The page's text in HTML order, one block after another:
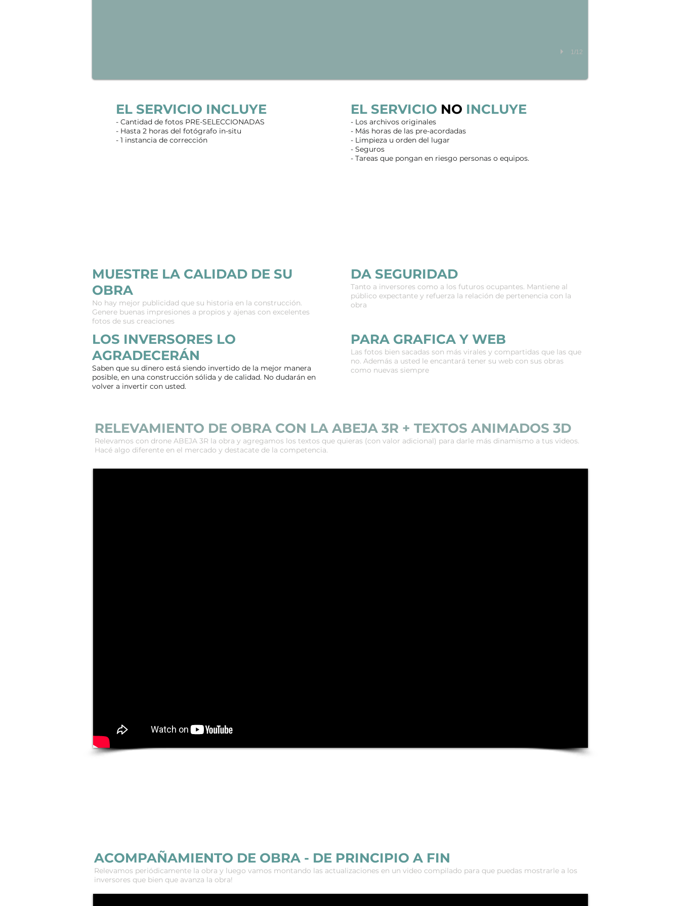
1/12
EL SERVICIO INCLUYE
- Cantidad de fotos PRE-SELECCIONADAS
- Hasta 2 horas del fotógrafo in-situ
- 1 instancia de corrección
EL SERVICIO NO INCLUYE
- Los archivos originales
- Más horas de las pre-acordadas
- Limpieza u orden del lugar
- Seguros
- Tareas que pongan en riesgo personas o equipos.
MUESTRE LA CALIDAD DE SU
OBRA
No hay mejor publicidad que su historia en la construcción.
Genere buenas impresiones a propios y ajenas con excelentes
fotos de sus creaciones
LOS INVERSORES LO
AGRADECERÁN
Saben que su dinero está siendo invertido de la mejor manera
posible, en una construcción sólida y de calidad. No dudarán en
volver a invertir con usted.
DA SEGURIDAD
Tanto a inversores como a los futuros ocupantes. Mantiene al
público expectante y refuerza la relación de pertenencia con la
obra
PARA GRAFICA Y WEB
Las fotos bien sacadas son más virales y compartidas que las que
no. Además a usted le encantará tener su web con sus obras
como nuevas siempre
RELEVAMIENTO DE OBRA CON LA ABEJA 3R + TEXTOS ANIMADOS 3D
Relevamos con drone ABEJA 3R la obra y agregamos los textos que quieras (con valor adicional) para darle más dinamismo a tus videos.
Hacé algo diferente en el mercado y destacate de la competencia.
ACOMPAÑAMIENTO DE OBRA - DE PRINCIPIO A FIN
Relevamos periódicamente la obra y luego vamos montando las actualizaciones en un video compilado para que puedas mostrarle a los
inversores que bien que avanza la obra!